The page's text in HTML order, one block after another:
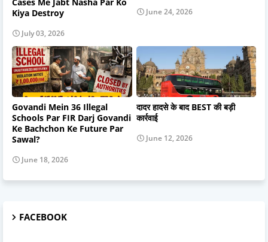
Kiya Destroy
July 03, 2026
June 24, 2026
Govandi Mein 36 Illegal
Schools Par FIR Darj Govandi
Ke Bachchon Ke Future Par
Sawal?
June 18, 2026
दादर हादसे के बाद BEST की बड़ी
कार्रवाई
June 12, 2026
FACEBOOK